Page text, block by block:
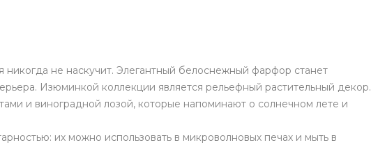
никогда не наскучит. Элегантный белоснежный фарфор станет
Изюминкой коллекции является рельефный растительный декор.
и виноградной лозой, которые напоминают о солнечном лете и
их можно использовать в микроволновых печах и мыть в